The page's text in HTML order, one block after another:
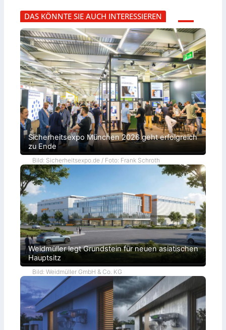
DAS KÖNNTE SIE AUCH INTERESSIEREN
Sicherheitsexpo München 2026 geht erfolgreich
zu Ende
Bild: Sicherheitsexpo.de / Foto: Frank Schroth
Weidmüller legt Grundstein für neuen asiatischen
Hauptsitz
Bild: Weidmüller GmbH & Co. KG